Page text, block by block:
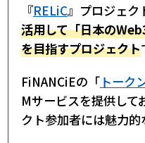
『RELiC』プロジェク
活用して「日本の
を目指すプロジェクト
FiNANCiEの「トーク
Mサービスを提供して
クト参加者には魅力的